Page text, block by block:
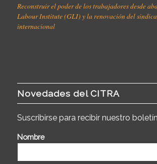
Reconstruir el poder de los trabajadores desde
Labour Institute (GLI) y la renovación del
internacional
Novedades del CITRA
Suscribirse para recibir nuestro
Nombre